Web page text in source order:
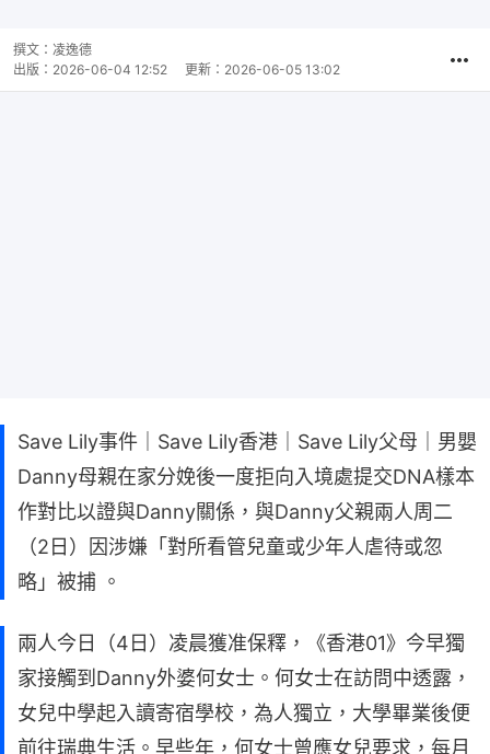
撰文： 凌逸德
出版： 2026-06-04 12:52 更新： 2026-06-05 13:02
Save Lily事件｜Save Lily香港｜Save Lily父母｜男嬰
Danny母親在家分娩後一度拒向入境處提交DNA樣本
作對比以證與Danny關係，與Danny父親兩人周二
（2日）因涉嫌「對所看管兒童或少年人虐待或忽
略」被捕 。
兩人今日（4日）凌晨獲准保釋，《香港01》今早獨
家接觸到Danny外婆何女士。何女士在訪問中透露，
女兒中學起入讀寄宿學校，為人獨立，大學畢業後便
前往瑞典生活。早些年，何女士曾應女兒要求，每月